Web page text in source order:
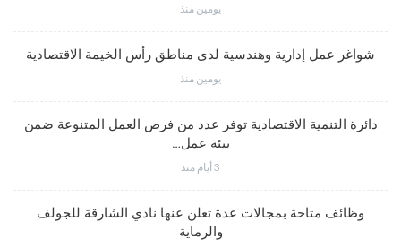
يومين منذ
شواغر عمل إدارية وهندسية لدى مناطق رأس الخيمة الاقتصادية
يومين منذ
دائرة التنمية الاقتصادية توفر عدد من فرص العمل المتنوعة ضمن
بيئة عمل…
3 أيام منذ
وظائف متاحة بمجالات عدة تعلن عنها نادي الشارقة للجولف
والرماية